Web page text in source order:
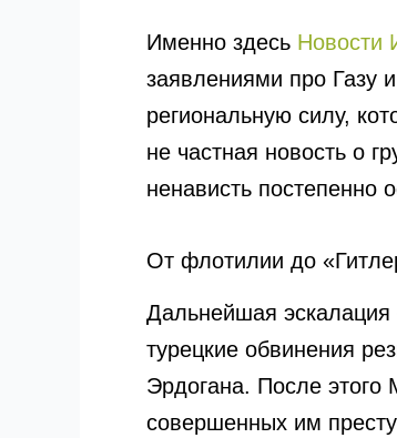
Именно здесь Новости
заявлениями про Газу
региональную силу,
не частная новость о
ненависть постепенно
От флотилии до
Дальнейшая эскалация
турецкие обвинения
Эрдогана. После
совершенных им